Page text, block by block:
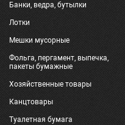
Банки, ведра, бутылки
Лотки
Мешки мусорные
Фольга, пергамент, выпечка,
пакеты бумажные
Хозяйственные товары
Канцтовары
Туалетная бумага